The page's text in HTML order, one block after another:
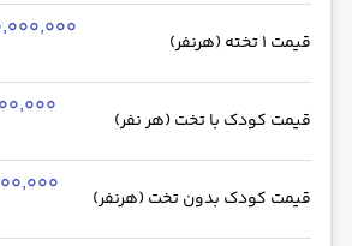
قیمت 1 تخته (هرنفر)
قیمت کودک با تخت (هر نفر)
قیمت کودک بدون تخت (هرنفر)